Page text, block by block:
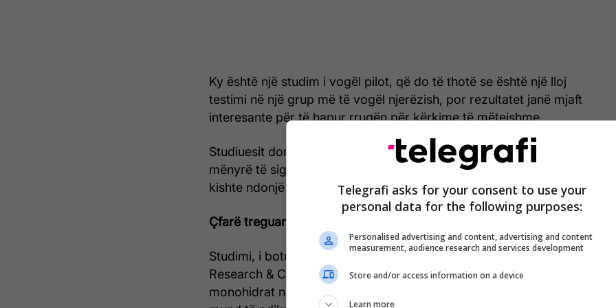
Ky është një studim i vogël pilot, që do të thotë se është një lloj
testimi në një grup më të vogël njerëzish, por rezultatet janë mjaft
interesante për të hapur rrugën për kërkime të mëtejshme.
Studiuesit donin të shihnin nëse kreatina mund të përdorej në
mënyrë të sigurt te njerëzit me sëmundjen e Alzheimerit dhe nëse
kishte ndonjë ndikim në aftësitë e tyre njohëse.
Çfarë treguan rezultatet?
Studimi, i botuar në revistën Alzheimer's & Dementia Translational
Research & Clinical Interventions, shqyrtoi nëse 20 gramë kreatinë
monohidrat në ditë (forma më e hulumtuar e kreatinës) për tetë javë
Telegrafi asks for your consent to use your
personal data for the following purposes:
Personalised advertising and content, advertising and content
measurement, audience research and services development
Store and/or access information on a device
Learn more